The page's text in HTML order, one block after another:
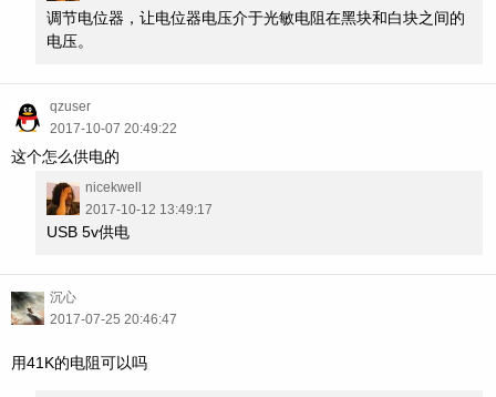
调节电位器，让电位器电压介于光敏电阻在黑块和白块之间的
电压。
qzuser
2017-10-07 20:49:22
这个怎么供电的
nicekwell
2017-10-12 13:49:17
USB 5v供电
沉心
2017-07-25 20:46:47
用41K的电阻可以吗